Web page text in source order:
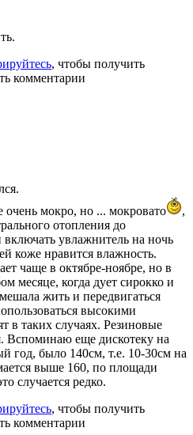
, чтобы получить
комментарии
мокро, но ... мокровато
,
отопления до
включать увлажнитель на ночь
коже нравится влажность.
чаще в октябре-ноябре, но в
месяце, когда дует сирокко и
жить и передвигаться
высокими
в таких случаях. Резиновые
Вспоминаю еще дискотеку на
год, было 140см, т.е. 10-30см на
выше 160, по площади
случается редко.
, чтобы получить
комментарии